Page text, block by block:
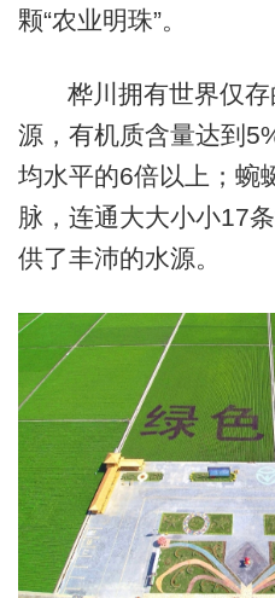
颗“农业明珠”。
桦川拥有世界仅
源，有机质含量达到
均水平的6倍以上；蜿
脉，连通大大小小17
供了丰沛的水源。